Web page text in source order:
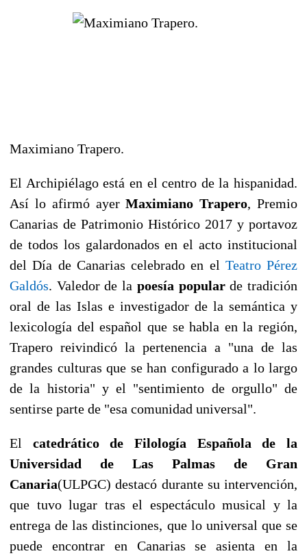
Maximiano Trapero.
El Archipiélago está en el centro de la hispanidad.
Así lo afirmó ayerMaximiano Trapero, Premio
Canarias de Patrimonio Histórico 2017 y portavoz
de todos los galardonados en el acto institucional
del Día de Canarias celebrado en el Teatro Pérez
Galdós. Valedor de la poesía popularde tradición
oral de las Islas e investigador de la semántica y
lexicología del español que se habla en la región,
Trapero reivindicó la pertenencia a "una de las
grandes culturas que se han configurado a lo largo
de la historia" y el "sentimiento de orgullo" de
sentirse parte de "esa comunidad universal".
El catedrático de Filología Española de la
Universidad de Las Palmas de Gran
Canaria(ULPGC) destacó durante su intervención,
que tuvo lugar tras el espectáculo musical y la
entrega de las distinciones, que lo universal que se
puede encontrar en Canarias se asienta en la